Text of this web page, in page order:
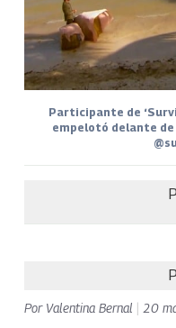
Participante de
empelotó delante
Por Valentina Bernal 20